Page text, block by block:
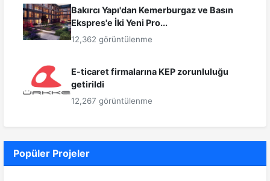
Bakırcı Yapı'dan Kemerburgaz ve Basın
Ekspres'e İki Yeni Pro...
12,362 görüntülenme
E-ticaret firmalarına KEP zorunluluğu
getirildi
12,267 görüntülenme
Popüler Projeler